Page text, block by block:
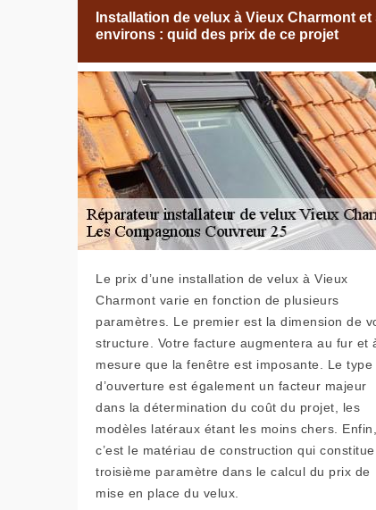
Installation de velux à Vieux Charmont et
environs : quid des prix de ce projet
Le prix d’une installation de velux à Vieux
Charmont varie en fonction de plusieurs
paramètres. Le premier est la dimension de
structure. Votre facture augmentera au fur et
mesure que la fenêtre est imposante. Le type
d’ouverture est également un facteur majeur
dans la détermination du coût du projet, les
modèles latéraux étant les moins chers. Enfin,
c’est le matériau de construction qui
troisième paramètre dans le calcul du prix de
mise en place du velux.